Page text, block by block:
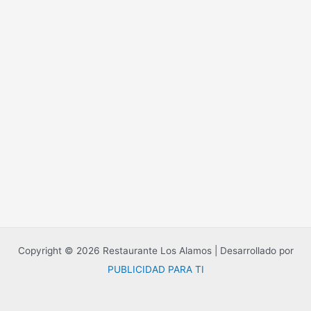
Copyright © 2026 Restaurante Los Alamos | Desarrollado por
PUBLICIDAD PARA TI